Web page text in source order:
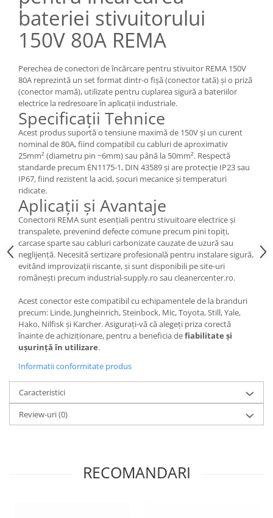
Pozitionere de sudura
Instalatii de rotire
Platforme foarfeca
Tip SB - cu bază rabatabilă
Nacela stivuitor
Translator stivuitor
Prelungitor lame stivuitor CAM
attachments
Atasamente profesionale CAM
Cleste ridicare butoi
Dispozitive ridicare butoaie
bateriei stivuitorului
150V 80A REMA
Perechea de conectori de încărcare pentru stivuitor REMA 150V
80A reprezintă un set format dintr-o fișă (conector tată) și o priză
(conector mamă), utilizate pentru cuplarea sigură a bateriilor
electrice la redresoare în aplicații industriale.
Specificații Tehnice
Acest produs suportă o tensiune maximă de 150V și un curent
nominal de 80A, fiind compatibil cu cabluri de aproximativ
25mm² (diametru pin ~6mm) sau până la 50mm². Respectă
standarde precum EN1175-1, DIN 43589 și are protecție IP23 sau
IP67, fiind rezistent la acid, șocuri mecanice și temperaturi
ridicate.
Aplicații și Avantaje
Conectorii REMA sunt esențiali pentru stivuitoare electrice și
transpalete, prevenind defecte comune precum pini topiți,
carcase sparte sau cabluri carbonizate cauzate de uzură sau
neglijență. Necesită sertizare profesională pentru instalare sigură,
evitând improvizații riscante, și sunt disponibili pe site-uri
românești precum industrial-supply.ro sau cleanercenter.ro.
Acest conector este compatibil cu echipamentele de la branduri
precum: Linde, Jungheinrich, Steinbock, Mic, Toyota, Still, Yale,
Hako, Nilfisk și Karcher. Asigurați-vă că alegeți priza corectă
înainte de achiziționare, pentru a beneficia defiabilitate și
ușurință în utilizare.
Informatii conformitate produs
Caracteristici
Review-uri(0)
RECOMANDARI